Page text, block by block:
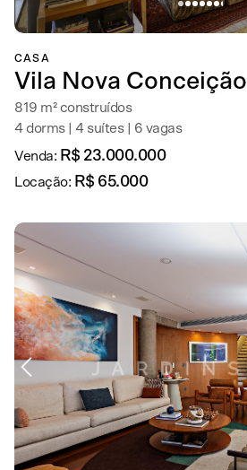
CASA
Vila Nova Conceição
819 m² construídos
4 dorms | 4 suítes | 6 vagas
Venda: R$ 23.000.000
Locação: R$ 65.000